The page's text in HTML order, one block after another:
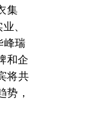
集
、
峰瑞
和企
将共
势，